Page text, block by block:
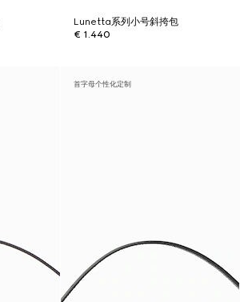
Lunetta系列小号斜挎包
€ 1.440
首字母个性化定制